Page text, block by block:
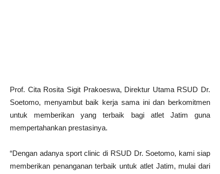
Prof. Cita Rosita Sigit Prakoeswa, Direktur Utama RSUD Dr.
Soetomo, menyambut baik kerja sama ini dan berkomitmen
untuk memberikan yang terbaik bagi atlet Jatim guna
mempertahankan prestasinya.
“Dengan adanya sport clinic di RSUD Dr. Soetomo, kami siap
memberikan penanganan terbaik untuk atlet Jatim, mulai dari